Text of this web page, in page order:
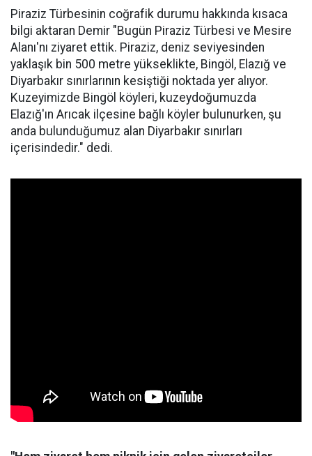
Piraziz Türbesinin coğrafik durumu hakkında kısaca
bilgi aktaran Demir "Bugün Piraziz Türbesi ve Mesire
Alanı'nı ziyaret ettik. Piraziz, deniz seviyesinden
yaklaşık bin 500 metre yükseklikte, Bingöl, Elazığ ve
Diyarbakır sınırlarının kesiştiği noktada yer alıyor.
Kuzeyimizde Bingöl köyleri, kuzeydoğumuzda
Elazığ'ın Arıcak ilçesine bağlı köyler bulunurken, şu
anda bulunduğumuz alan Diyarbakır sınırları
içerisindedir." dedi.